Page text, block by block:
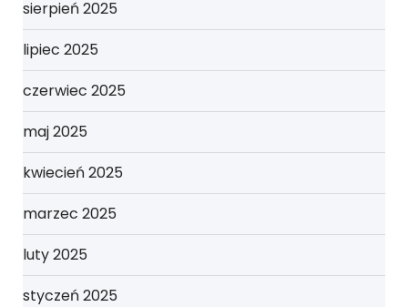
sierpień 2025
lipiec 2025
czerwiec 2025
maj 2025
kwiecień 2025
marzec 2025
luty 2025
styczeń 2025